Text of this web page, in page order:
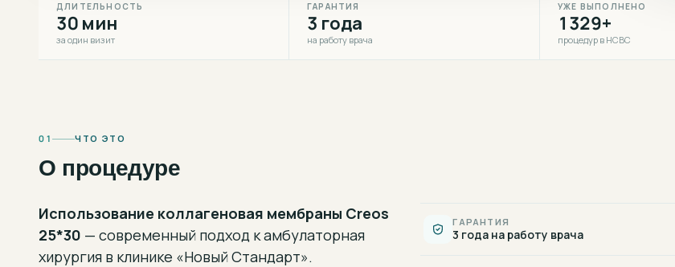
ДЛИТЕЛЬНОСТЬ
30 мин
за один визит
ГАРАНТИЯ
3 года
на работу врача
УЖЕ ВЫПОЛНЕНО
1329+
процедур в НСВС
01 ЧТО ЭТО
О процедуре
Использование коллагеновая мембраны Creos
25*30 — современный подход камбулаторная
хирургия в клинике «Новый Стандарт».
ГАРАНТИЯ
3 года на работу врача